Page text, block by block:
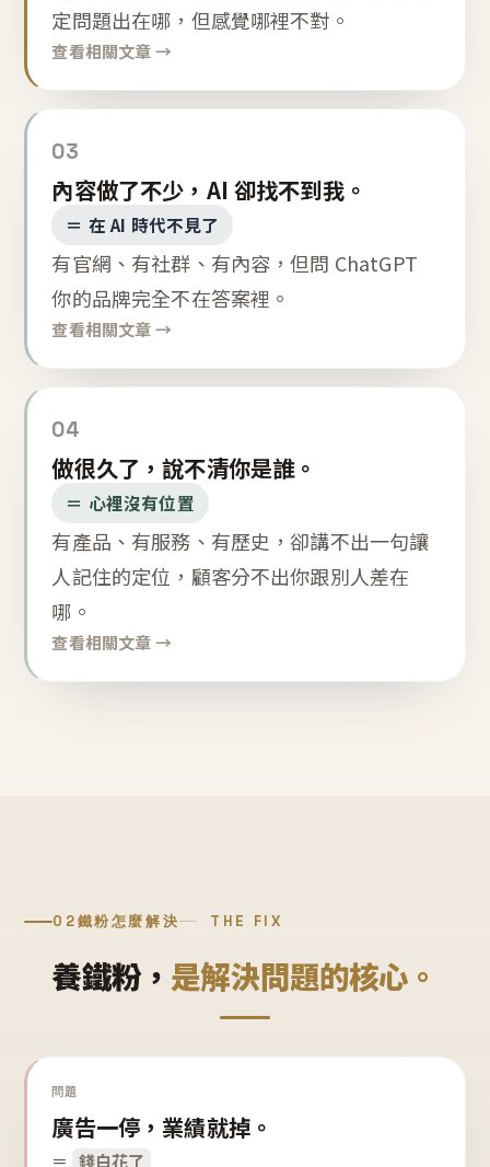
定問題出在哪，但感覺哪裡不對。
查看相關文章 →
03
內容做了不少，AI 卻找不到我。
＝ 在 AI 時代不見了
有官網、有社群、有內容，但問 ChatGPT
你的品牌完全不在答案裡。
查看相關文章 →
04
做很久了，說不清你是誰。
＝ 心裡沒有位置
有產品、有服務、有歷史，卻講不出一句讓
人記住的定位，顧客分不出你跟別人差在
哪。
查看相關文章 →
02鐵粉怎麼解決 THE FIX
養鐵粉， 是解決問題的核心。
問題
廣告一停，業績就掉。
＝ 錢白花了